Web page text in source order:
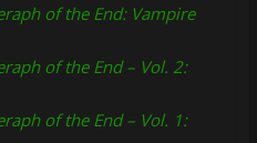
of the End: Vampire
of the End – Vol. 2:
of the End – Vol. 1: